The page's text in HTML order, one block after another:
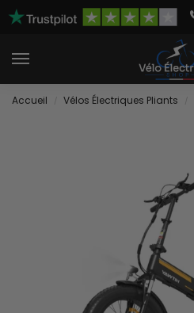
Accueil Vélos Électriques Pliants